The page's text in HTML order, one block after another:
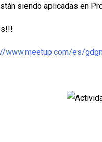
siendo aplicadas en
www.meetup.com/es/